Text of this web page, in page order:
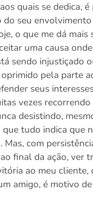
quais se dedica,
do seu
o que me dá mais
uma causa
sendo injustiçado
pela parte
seus
vezes
desistindo,
tudo indica que
Mas, com
final da ação, ver
ao meu cliente,
amigo, é motivo